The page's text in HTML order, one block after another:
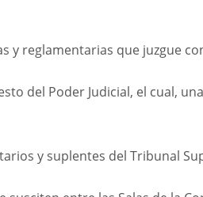
y reglamentarias que juzgue
del Poder Judicial, el cual,
y suplentes del Tribunal